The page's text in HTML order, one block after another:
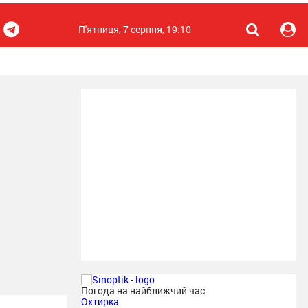
П'ятниця, 7 серпня, 19:10
Погода на найближчий час
Охтирка